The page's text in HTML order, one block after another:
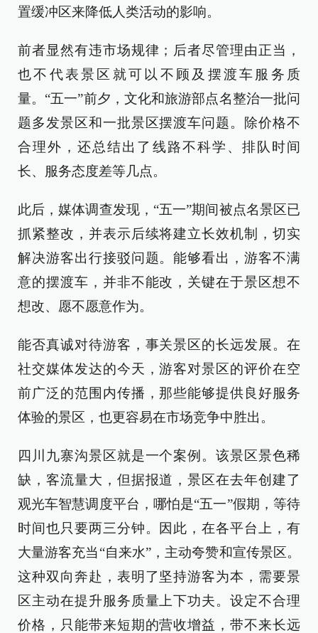
置缓冲区来降低人类活动的影响。
前者显然有违市场规律；后者尽管理由正当，
也不代表景区就可以不顾及摆渡车服务质
量。“五一”前夕，文化和旅游部点名整治一批问
题多发景区和一批景区摆渡车问题。除价格不
合理外，还总结出了线路不科学、排队时间
长、服务态度差等几点。
此后，媒体调查发现，“五一”期间被点名景区已
抓紧整改，并表示后续将建立长效机制，切实
解决游客出行接驳问题。能够看出，游客不满
意的摆渡车，并非不能改，关键在于景区想不
想改、愿不愿意作为。
能否真诚对待游客，事关景区的长远发展。在
社交媒体发达的今天，游客对景区的评价在空
前广泛的范围内传播，那些能够提供良好服务
体验的景区，也更容易在市场竞争中胜出。
四川九寨沟景区就是一个案例。该景区景色稀
缺，客流量大，但据报道，景区在去年创建了
观光车智慧调度平台，哪怕是“五一”假期，等待
时间也只要两三分钟。因此，在各平台上，有
大量游客充当“自来水”，主动夸赞和宣传景区。
这种双向奔赴，表明了坚持游客为本，需要景
区主动在提升服务质量上下功夫。设定不合理
价格，只能带来短期的营收增益，带不来长远